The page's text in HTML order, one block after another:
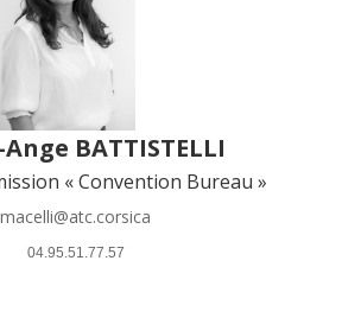
BATTISTELLI
« Convention Bureau »
macelli@atc.corsica
04.95.51.77.57